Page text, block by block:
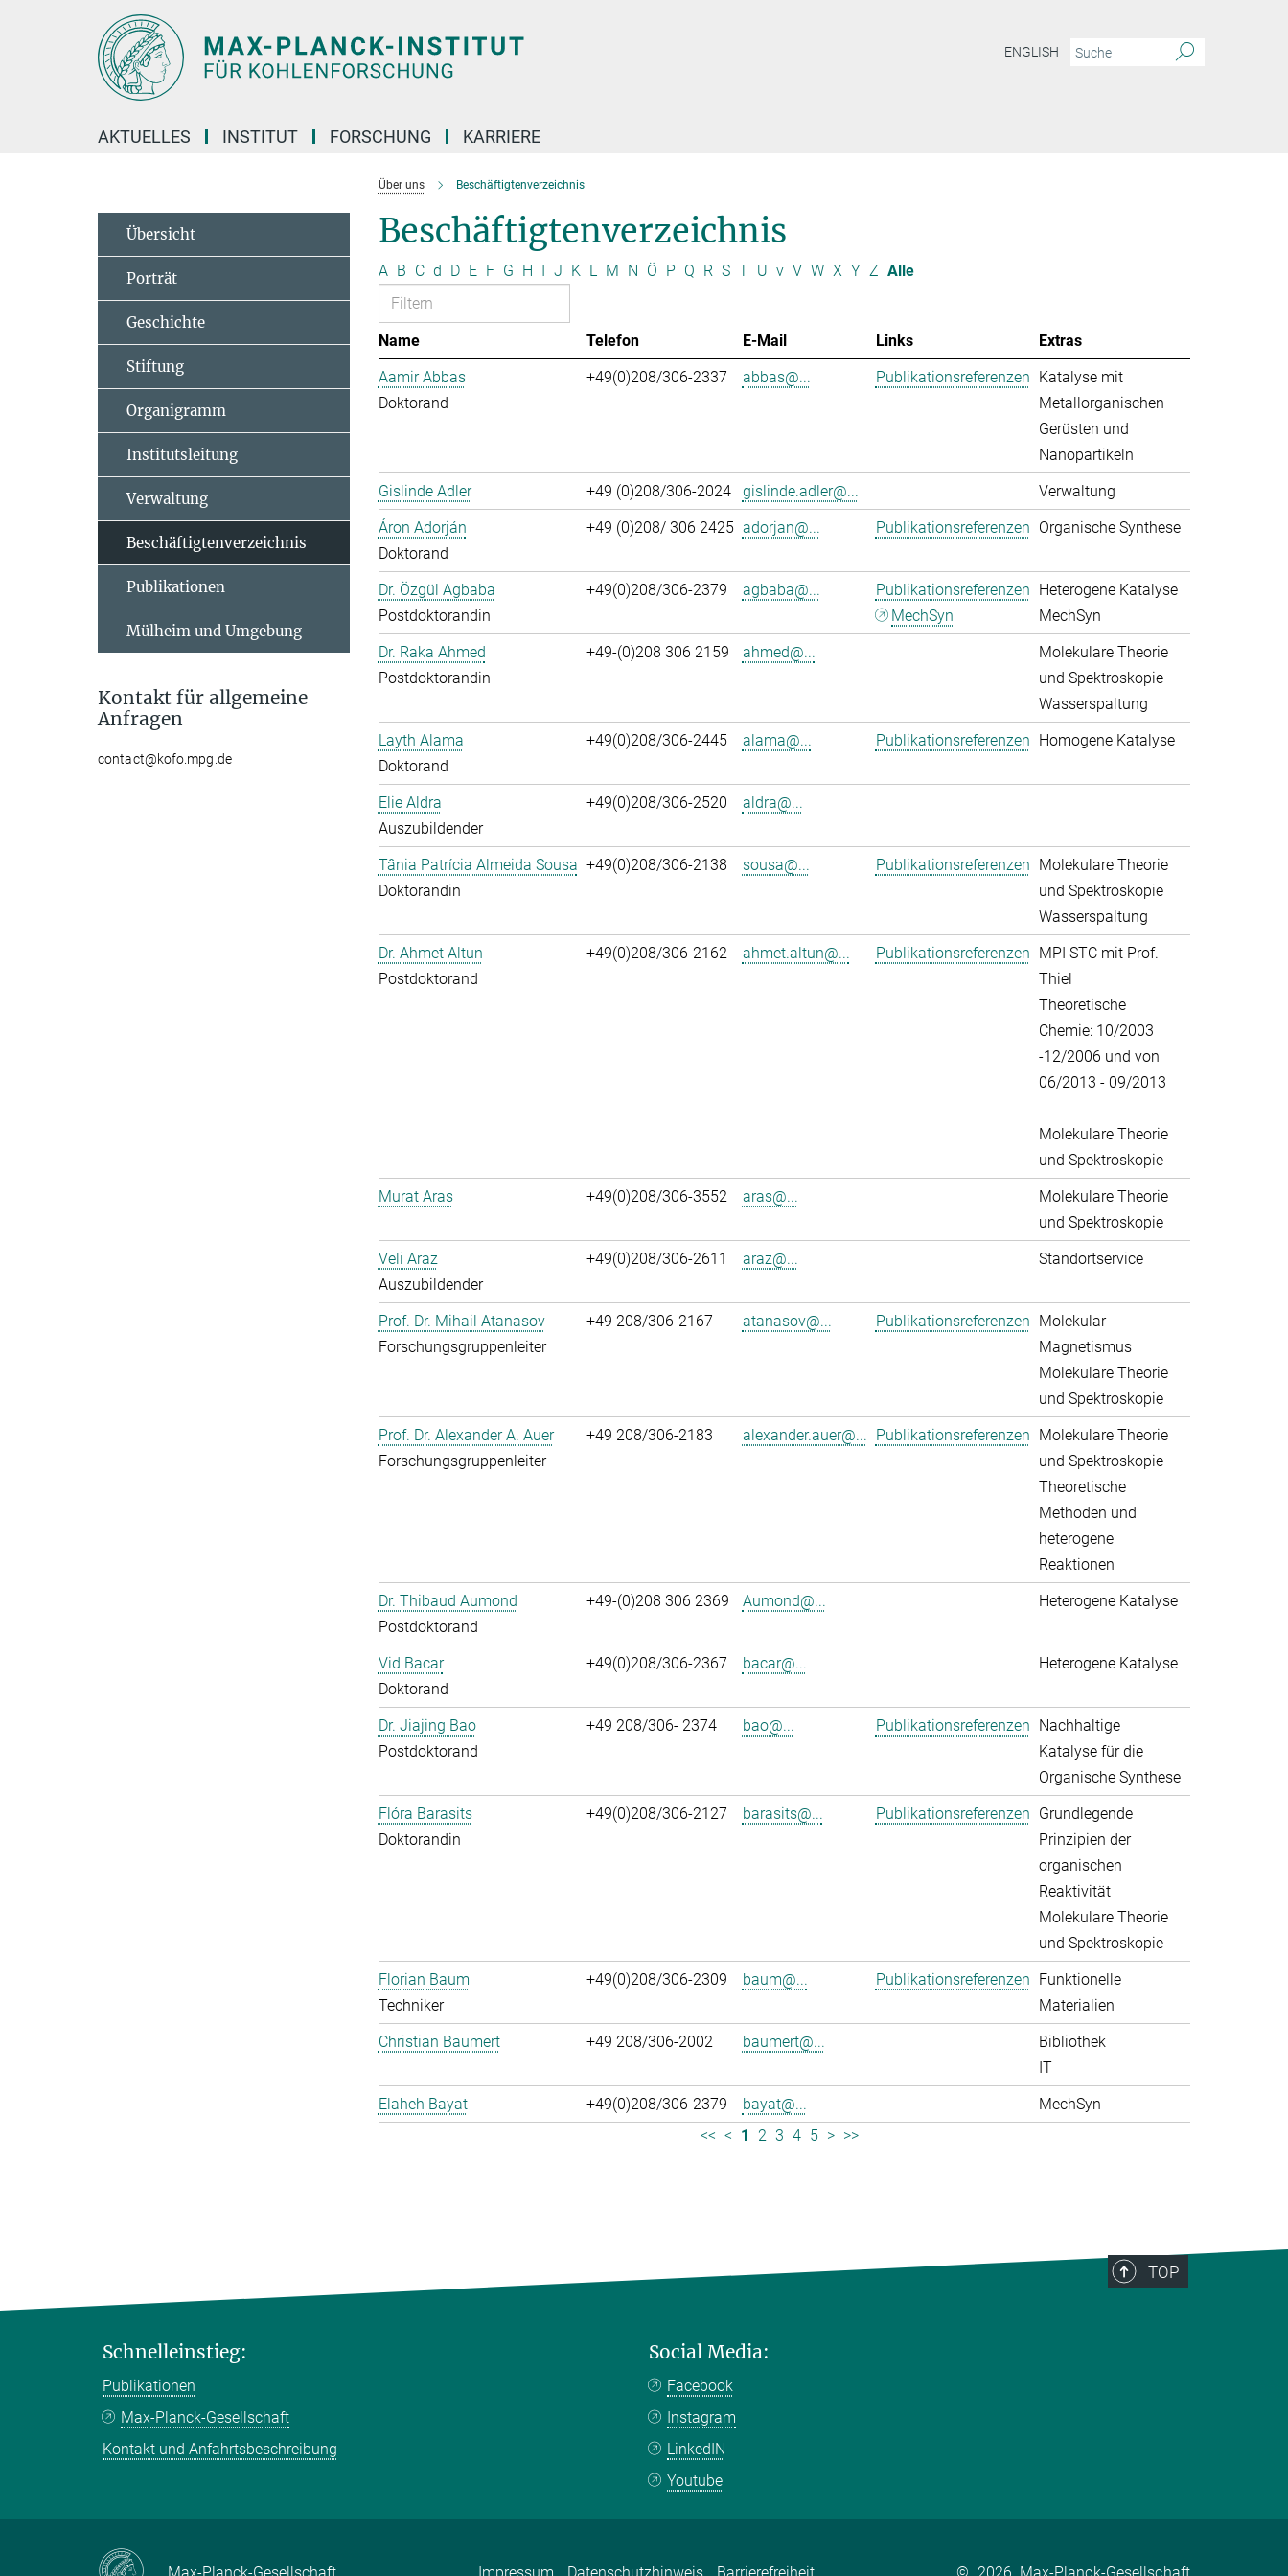
ENGLISH
AKTUELLES INSTITUT FORSCHUNG KARRIERE
Über uns Beschäftigtenverzeichnis
Beschäftigtenverzeichnis
A B C d D E F G H I J K L M N Ö P Q R S T U v V W X Y Z Alle
Name Telefon E-Mail Links
Extras
Aamir Abbas
Doktorand
+49(0)208/306-2337 abbas@... Publikationsreferenzen Katalyse mit
Metallorganischen
Gerüsten und
Nanopartikeln
Gislinde Adler
+49 (0)208/306-2024 gislinde.adler@...
Verwaltung
Áron Adorján
Doktorand
+49 (0)208/ 306 2425 adorjan@... Publikationsreferenzen Organische Synthese
Dr. Özgül Agbaba
Postdoktorandin
+49(0)208/306-2379 agbaba@...
Publikationsreferenzen
MechSyn
Heterogene Katalyse
MechSyn
Dr. Raka Ahmed
Postdoktorandin
+49-(0)208 306 2159 ahmed@...
Molekulare Theorie
und Spektroskopie
Wasserspaltung
Layth Alama
Doktorand
+49(0)208/306-2445 alama@... Publikationsreferenzen Homogene Katalyse
Elie Aldra
Auszubildender
+49(0)208/306-2520 aldra@...
Tânia Patrícia Almeida Sousa
Doktorandin
+49(0)208/306-2138 sousa@... Publikationsreferenzen Molekulare Theorie
und Spektroskopie
Wasserspaltung
Dr. Ahmet Altun
Postdoktorand
+49(0)208/306-2162 ahmet.altun@... Publikationsreferenzen MPI STC mit Prof.
Thiel
Theoretische
Chemie: 10/2003
-12/2006 und von
06/2013 - 09/2013
Molekulare Theorie
und Spektroskopie
Murat Aras
+49(0)208/306-3552 aras@...
Molekulare Theorie
und Spektroskopie
Veli Araz
Auszubildender
+49(0)208/306-2611 araz@... Standortservice
Prof. Dr. Mihail Atanasov
Forschungsgruppenleiter
+49 208/306-2167 atanasov@... Publikationsreferenzen Molekular
Magnetismus
Molekulare Theorie
und Spektroskopie
Prof. Dr. Alexander A. Auer
Forschungsgruppenleiter
+49 208/306-2183 alexander.auer@... Publikationsreferenzen Molekulare Theorie
und Spektroskopie
Theoretische
Methoden und
heterogene
Reaktionen
Dr. Thibaud Aumond
Postdoktorand
+49-(0)208 306 2369 Aumond@... Heterogene Katalyse
Vid Bacar
Doktorand
+49(0)208/306-2367 bacar@... Heterogene Katalyse
Dr. Jiajing Bao
Postdoktorand
+49 208/306- 2374 bao@... Publikationsreferenzen Nachhaltige
Katalyse für die
Organische Synthese
Flóra Barasits
Doktorandin
+49(0)208/306-2127 barasits@... Publikationsreferenzen Grundlegende
Prinzipien der
organischen
Reaktivität
Molekulare Theorie
und Spektroskopie
Florian Baum
Techniker
+49(0)208/306-2309 baum@... Publikationsreferenzen Funktionelle
Materialien
Christian Baumert
+49 208/306-2002 baumert@...
Bibliothek
IT
Elaheh Bayat
+49(0)208/306-2379 bayat@...
MechSyn
<< < 1 2 3 4 5 > >>
Übersicht
Porträt
Geschichte
Stiftung
Organigramm
Institutsleitung
Verwaltung
Beschäftigtenverzeichnis
Publikationen
Mülheim und Umgebung
Kontakt für allgemeine
Anfragen
contact@kofo.mpg.de
TOP
Schnelleinstieg:
Publikationen
Max-Planck-Gesellschaft
Kontakt und Anfahrtsbeschreibung
Social Media:
Facebook
Instagram
LinkedIN
Youtube
Max-Planck-Gesellschaft Impressum Datenschutzhinweis Barrierefreiheit © 2026, Max-Planck-Gesellschaft